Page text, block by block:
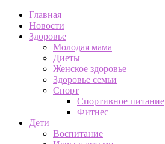
Главная
Новости
Здоровье
Молодая мама
Диеты
Женское здоровье
Здоровье семьи
Спорт
Спортивное питание
Фитнес
Дети
Воспитание